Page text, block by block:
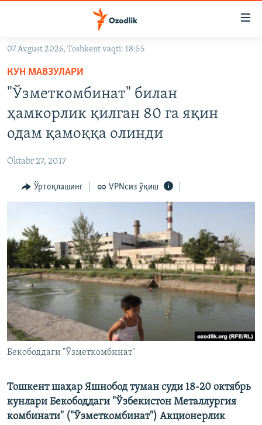
Асосий
навигацияга
ўтинг
Қидиришга
ўтинг
OZODVIDEO
На русском
ИЖТИМОИЙ ТАРМОҚЛАР
Озодлик бошқа тилларда
07 Avgust 2026, Toshkent vaqti: 18:55
КУН МАВЗУЛАРИ
"Ўзметкомбинат" билан
ҳамкорлик қилган 80 га яқин
одам қамоққа олинди
Oktabr 27, 2017
Ўртоқлашинг VPNсиз ўқиш
Бекободдаги "Ўзметкомбинат"
Тошкент шаҳар Яшнобод туман суди 18-20 октябрь
кунлари Бекободдаги "Ўзбекистон Металлургия
комбинати" ("Ўзметкомбинат") Акционерлик